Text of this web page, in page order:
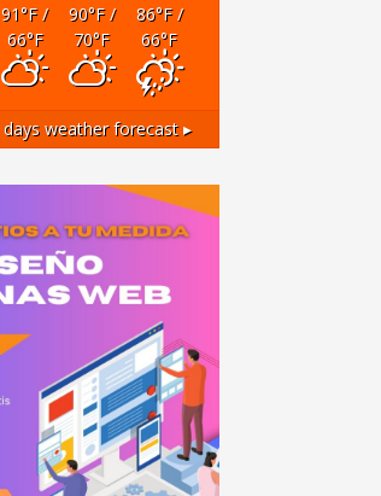
91°F/
66°F
90°F/
70°F
86°F/
66°F
weather forecast ▸